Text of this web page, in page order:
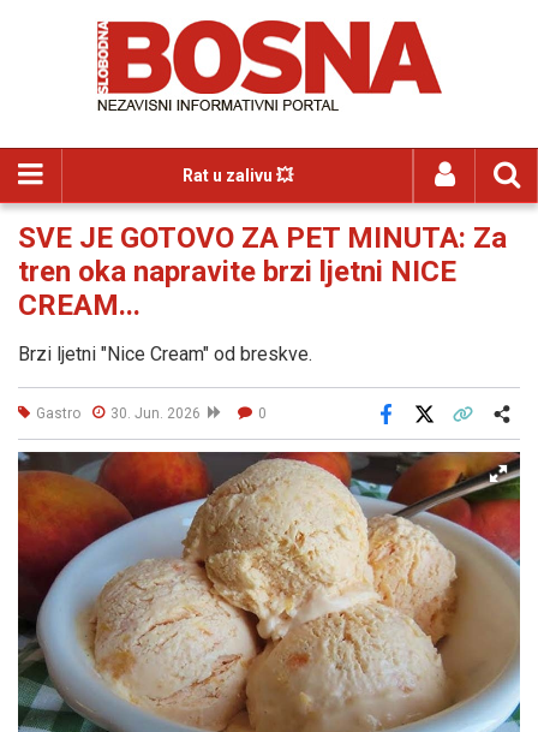
Rat u zalivu 💥
SVE JE GOTOVO ZA PET MINUTA: Za
tren oka napravite brzi ljetni NICE
CREAM...
Brzi ljetni "Nice Cream" od breskve.
Gastro 30. Jun. 2026 0
Facebook